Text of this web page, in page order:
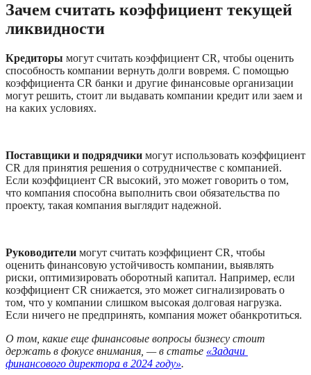
Зачем считать коэффициент текущей
ликвидности
Кредиторы могут считать коэффициент CR, чтобы оценить
способность компании вернуть долги вовремя. С помощью
коэффициента CR банки и другие финансовые организации
могут решить, стоит ли выдавать компании кредит или заем и
на каких условиях.
Поставщики и подрядчики могут использовать коэффициент
CR для принятия решения о сотрудничестве с компанией.
Если коэффициент CR высокий, это может говорить о том,
что компания способна выполнить свои обязательства по
проекту, такая компания выглядит надежной.
Руководители могут считать коэффициент CR, чтобы
оценить финансовую устойчивость компании, выявлять
риски, оптимизировать оборотный капитал. Например, если
коэффициент CR снижается, это может сигнализировать о
том, что у компании слишком высокая долговая нагрузка.
Если ничего не предпринять, компания может обанкротиться.
О том, какие еще финансовые вопросы бизнесу стоит
держать в фокусе внимания, — в статье «Задачи
финансового директора в 2024 году».